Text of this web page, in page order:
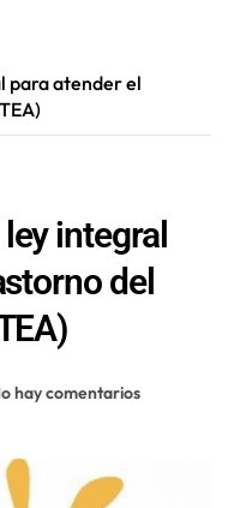
para atender el
integral
del
hay comentarios